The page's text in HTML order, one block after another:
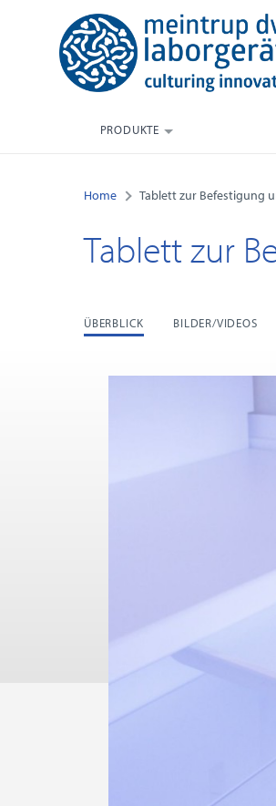
PRODUKTE
Home Tablett zur Befestigung
Tablett zur
ÜBERBLICK BILDER/VIDEOS